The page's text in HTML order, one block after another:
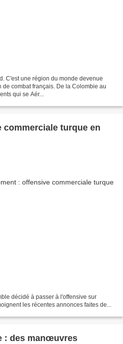
C'est une région du monde devenue
combat français. De la Colombie au
qui se Aér...
commerciale turque en
décidé à passer à l'offensive sur
les récentes annonces faites de...
: des manœuvres